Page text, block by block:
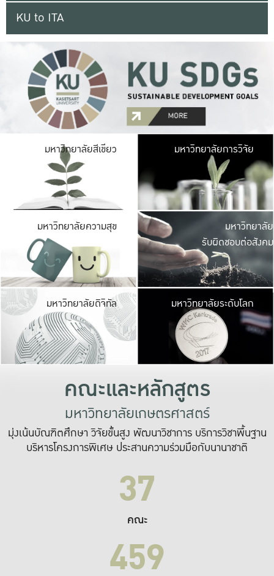
KU to ITA
มหาวิทยาลัยสีเขียว มหาวิ
มีพื้นที่เขียวสดใส
เป็นป่าในเมือง เกษต
มหาวิทยาลัยการวิจัย
มหาวิทยาลัยความสุข มหาวิ
ค
เปิดประ
และพบเรื่องราวใ
มหาวิทยาลัย
รับผิดชอบต่อสังคม
มหาวิทยาลัยดิจิทัล มหาวิ
เปลี่ยนแปลง แล
เพื่อทำง
ระบบสารสนเทศ
มหาวิทยาลัยระดับโลก
คณะและหลักสูตร
มหาวิทยาลัยเกษตรศาสตร์
มุ่งเน้นบัณฑิตศึกษา วิจัยขั้นสูง พัฒนาวิชาการ บริการวิชาพื้นฐาน
บริหารโครงการพิเศษ ประสานความร่วมมือกับนานาชาติ
37
คณะ
459